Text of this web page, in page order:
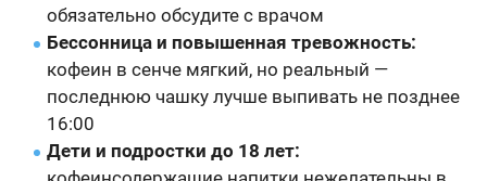
обязательно обсудите с врачом
Бессонница и повышенная тревожность:
кофеин в сенче мягкий, но реальный —
последнюю чашку лучше выпивать не позднее
16:00
Дети и подростки до 18 лет: